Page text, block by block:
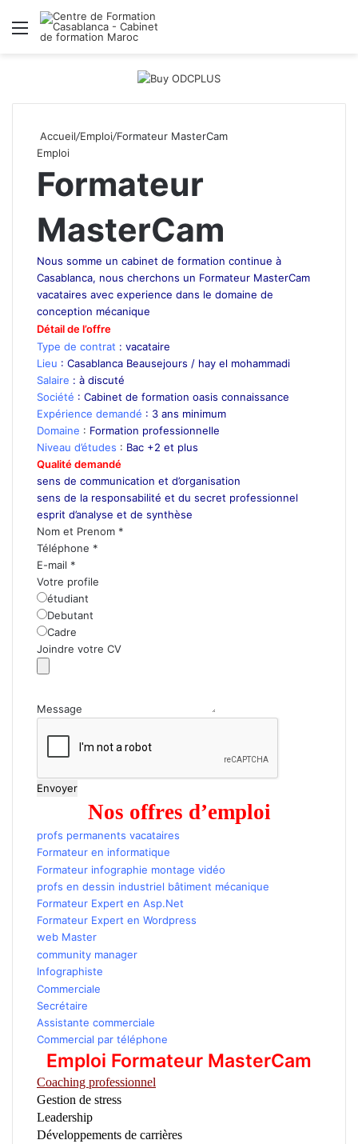
Menu
Accueil/Emploi/Formateur MasterCam
Emploi
Formateur
MasterCam
Nous somme un cabinet de formation continue à
Casablanca, nous cherchons un Formateur MasterCam
vacataires avec experience dans le domaine de
conception mécanique
Détail de l’offre
Type de contrat : vacataire
Lieu : Casablanca Beausejours / hay el mohammadi
Salaire : à discuté
Société : Cabinet de formation oasis connaissance
Expérience demandé : 3 ans minimum
Domaine : Formation professionnelle
Niveau d’études : Bac +2 et plus
Qualité demandé
sens de communication et d’organisation
sens de la responsabilité et du secret professionnel
esprit d’analyse et de synthèse
Nom et Prenom *
Téléphone *
E-mail *
Votre profile
étudiant
Debutant
Cadre
Joindre votre CV
Message
Envoyer
Nos offres d’emploi
profs permanents vacataires
Formateur en informatique
Formateur infographie montage vidéo
profs en dessin industriel bâtiment mécanique
Formateur Expert en Asp.Net
Formateur Expert en Wordpress
web Master
community manager
Infographiste
Commerciale
Secrétaire
Assistante commerciale
Commercial par téléphone
Emploi Formateur MasterCam
Coaching professionnel
Gestion de stress
Leadership
Développements de carrières